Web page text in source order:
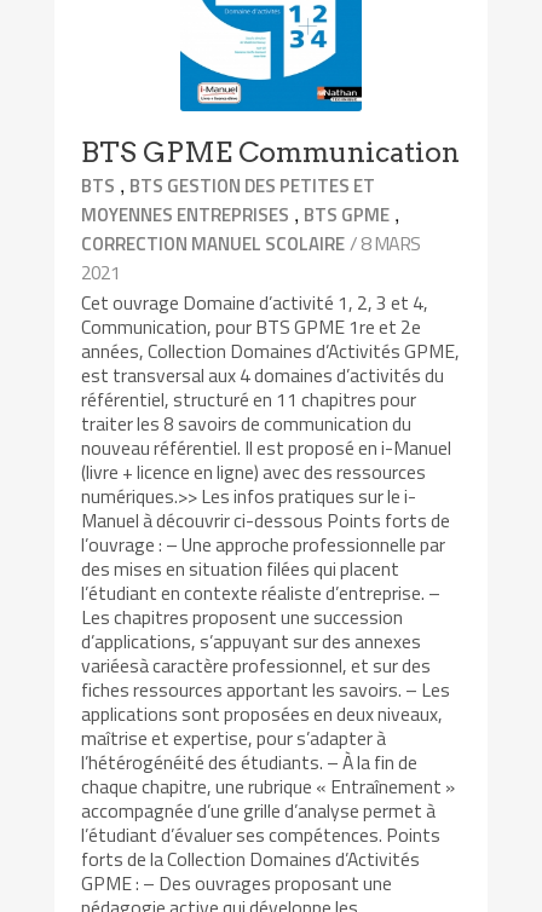
BTS GPME Communication
BTS , BTS GESTION DES PETITES ET
MOYENNES ENTREPRISES , BTS GPME ,
CORRECTION MANUEL SCOLAIRE/ 8 MARS
2021
Cet ouvrage Domaine d’activité 1, 2, 3 et 4,
Communication, pour BTS GPME 1re et 2e
années, Collection Domaines d’Activités GPME,
est transversal aux 4 domaines d’activités du
référentiel, structuré en 11 chapitres pour
traiter les 8 savoirs de communication du
nouveau référentiel. Il est proposé en i-Manuel
(livre + licence en ligne) avec des ressources
numériques.>> Les infos pratiques sur le i-
Manuel à découvrir ci-dessous Points forts de
l’ouvrage : – Une approche professionnelle par
des mises en situation filées qui placent
l’étudiant en contexte réaliste d’entreprise. –
Les chapitres proposent une succession
d’applications, s’appuyant sur des annexes
variéesà caractère professionnel, et sur des
fiches ressources apportant les savoirs. – Les
applications sont proposées en deux niveaux,
maîtrise et expertise, pour s’adapter à
l’hétérogénéité des étudiants. – À la fin de
chaque chapitre, une rubrique « Entraînement »
accompagnée d’une grille d’analyse permet à
l’étudiant d’évaluer ses compétences. Points
forts de la Collection Domaines d’Activités
GPME : – Des ouvrages proposant une